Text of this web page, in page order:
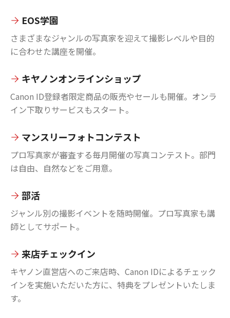
EOS学園
さまざまなジャンルの写真家を迎えて撮影レベルや目的
に合わせた講座を開催。
キヤノンオンラインショップ
Canon ID登録者限定商品の販売やセールも開催。オンラ
イン下取りサービスもスタート。
マンスリーフォトコンテスト
プロ写真家が審査する毎月開催の写真コンテスト。部門
は自由、自然などをご用意。
部活
ジャンル別の撮影イベントを随時開催。プロ写真家も講
師としてサポート。
来店チェックイン
キヤノン直営店へのご来店時、Canon IDによるチェック
インを実施いただいた方に、特典をプレゼントいたしま
す。